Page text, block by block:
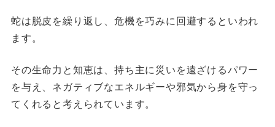
蛇は脱皮を繰り返し、危機を巧みに回避するといわれ
ます。
その生命力と知恵は、持ち主に災いを遠ざけるパワー
を与え、ネガティブなエネルギーや邪気から身を守っ
てくれると考えられています。